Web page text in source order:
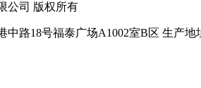
公司 版权所有
中路18号福泰广场A1002室B区 生产